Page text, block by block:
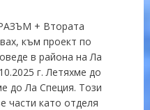
+ Втората
към проект по
в района на Ла
г. Летяхме до
до Ла Специя. Този
части като отделя